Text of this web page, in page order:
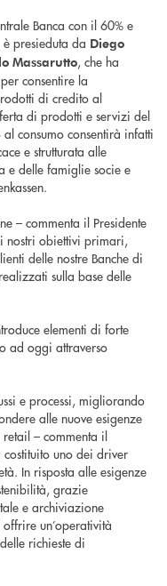
Banca con il 60% e
presieduta da Diego
Massarutto, che ha
consentire la
di credito al
di prodotti e servizi del
consumo consentirà infatti
e strutturata alle
e delle famiglie socie e
– commenta il Presidente
nostri obiettivi primari,
delle nostre Banche di
sulla base delle
elementi di forte
ad oggi attraverso
e processi, migliorando
alle nuove esigenze
– commenta il
costituito uno dei driver
In risposta alle esigenze
grazie
e archiviazione
un’operatività
richieste di